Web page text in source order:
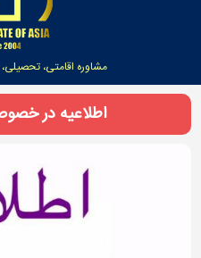
مشاوره اقامتی،
اطلاعیه در